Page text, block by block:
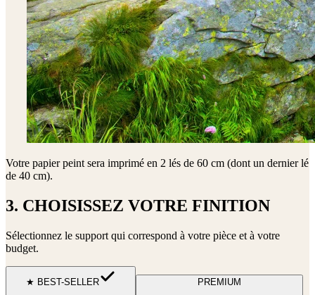
Votre papier peint sera imprimé en 2 lés de 60 cm (dont un dernier lé
de 40 cm).
3. CHOISISSEZ VOTRE FINITION
Sélectionnez le support qui correspond à votre pièce et à votre
budget.
★ BEST-SELLER
PREMIUM